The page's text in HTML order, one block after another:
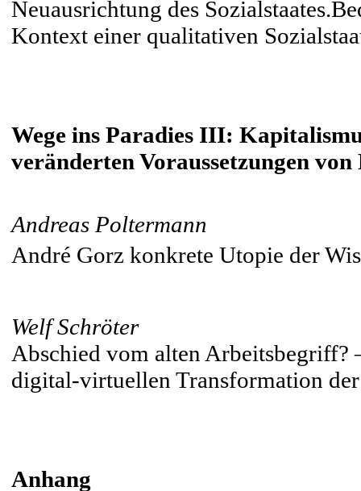
Neuausrichtung des
Kontext einer qualitativen
Wege ins Paradies III:
veränderten Voraussetzungen
Andreas Poltermann
André Gorz konkrete Utopie der
Welf Schröter
Abschied vom alten Arbeitsbegriff?
digital-virtuellen Transformation
Anhang